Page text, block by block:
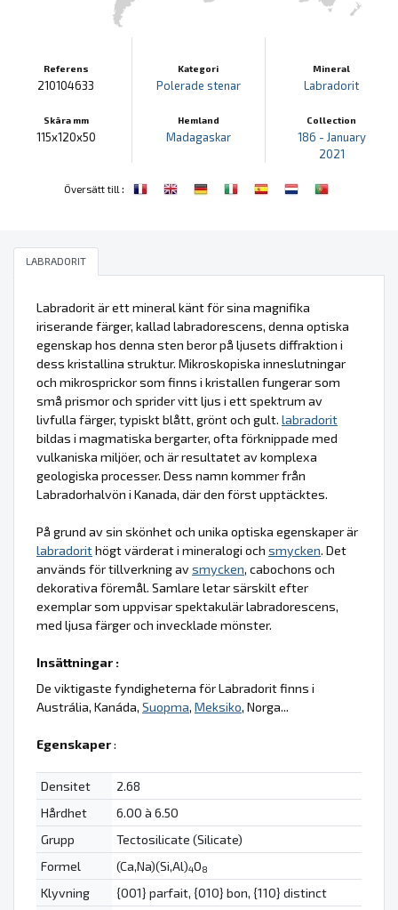
Referens
210104633
Skära mm
115x120x50
Kategori
Polerade stenar
Hemland
Madagaskar
Mineral
Labradorit
Collection
186 - January
2021
Översätt till :
LABRADORIT
Labradorit är ett mineral känt för sina magnifika
iriserande färger, kallad labradorescens, denna optiska
egenskap hos denna sten beror på ljusets diffraktion i
dess kristallina struktur. Mikroskopiska inneslutningar
och mikrosprickor som finns i kristallen fungerar som
små prismor och sprider vitt ljus i ett spektrum av
livfulla färger, typiskt blått, grönt och gult. labradorit
bildas i magmatiska bergarter, ofta förknippade med
vulkaniska miljöer, och är resultatet av komplexa
geologiska processer. Dess namn kommer från
Labradorhalvön i Kanada, där den först upptäcktes.
På grund av sin skönhet och unika optiska egenskaper är
labradorithögt värderat i mineralogi och smycken. Det
används för tillverkning avsmycken, cabochons och
dekorativa föremål. Samlare letar särskilt efter
exemplar som uppvisar spektakulär labradorescens,
med ljusa färger och invecklade mönster.
Insättningar :
De viktigaste fyndigheterna för Labradorit finns i
Austrália, Kanáda, Suopma, Meksiko, Norga...
Egenskaper:
Densitet
2.68
Hårdhet
6.00 à 6.50
Grupp
Tectosilicate (Silicate)
Formel
(Ca,Na)(Si,Al)4O8
Klyvning
{001} parfait, {010} bon, {110} distinct